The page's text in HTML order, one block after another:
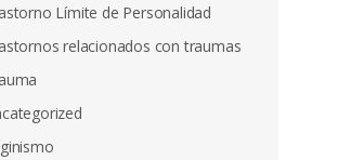
Límite de Personalidad
relacionados con traumas